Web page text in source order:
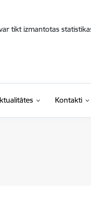
tikt izmantotas
Kontakti